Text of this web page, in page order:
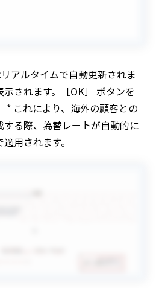
アルタイムで自動更新されま
されます。［OK］ ボタンを
* これにより、海外の顧客との
る際、為替レートが自動的に
用されます。